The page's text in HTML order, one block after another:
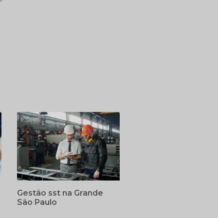
Gestão sst na Grande
São Paulo